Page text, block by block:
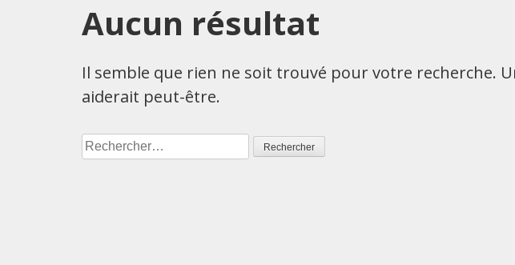
Aucun résultat
Il semble que rien ne soit trouvé pour votre recherche.
aiderait peut-être.
Rechercher :